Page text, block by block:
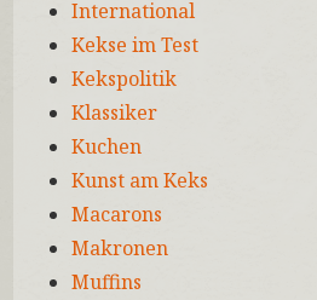
International
Kekse im Test
Kekspolitik
Klassiker
Kuchen
Kunst am Keks
Macarons
Makronen
Muffins